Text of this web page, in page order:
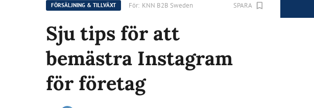
FÖRSÄLJNING & TILLVÄXT För: KNN B2B Sweden SPARA
Sju tips för att
bemästra Instagram
för företag